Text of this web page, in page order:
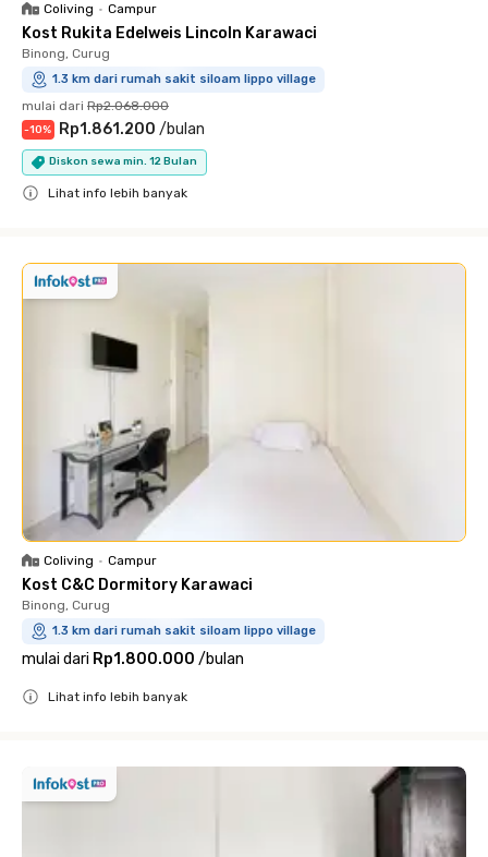
Coliving • Campur
Kost Rukita Edelweis Lincoln Karawaci
Binong, Curug
1.3 km dari rumah sakit siloam lippo village
mulai dari Rp2.068.000
-10% Rp1.861.200 /bulan
Diskon sewa min. 12 Bulan
Lihat info lebih banyak
Coliving • Campur
Kost C&C Dormitory Karawaci
Binong, Curug
1.3 km dari rumah sakit siloam lippo village
mulai dari Rp1.800.000 /bulan
Lihat info lebih banyak